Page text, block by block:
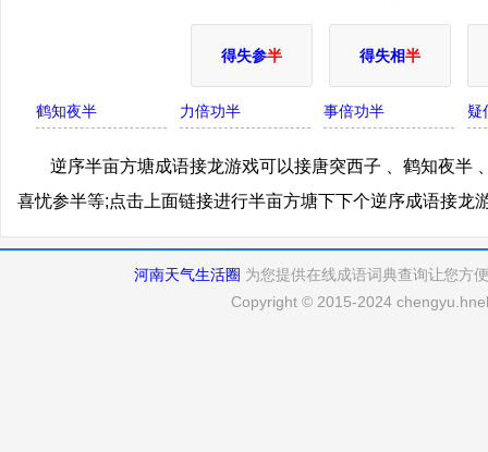
得失参半 得失相半
鹤知夜半 力倍功半 事倍功半 疑
逆序半亩方塘成语接龙游戏可以接唐突西子 、鹤知夜半
喜忧参半等;点击上面链接进行半亩方塘下下个逆序成语接龙
河南天气生活圈 为您提供在线成语词典查询让您方
Copyright © 2015-2024